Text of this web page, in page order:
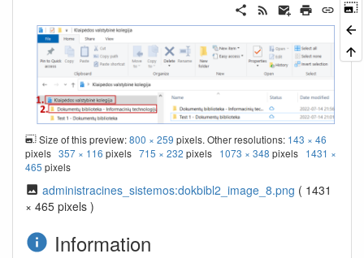
Size of this preview:800 × 259 pixels. Other resolutions: 143 × 46
pixels 357 × 116 pixels 715 × 232 pixels 1073 × 348 pixels 1431 ×
465 pixels
administracines_sistemos:dokbibl2_image_8.png ( 1431
× 465 pixels )
Information